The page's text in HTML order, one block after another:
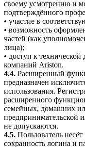
своему усмотрению и
подтверждённого
• участие в
• возможность
частей (как
лица);
• доступ к
компаний Ariston.
4.4. Расширенный
предназначен
использования.
расширенного
семейных, домашних
предпринимательской
не допускаются.
4.5. Пользователь
сохранность логина и